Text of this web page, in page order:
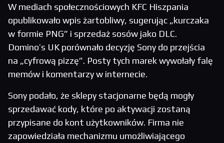
W mediach społecznościowych KFC Hiszpania
opublikowało wpis żartobliwy, sugerując „kurczaka
w formie PNG” i sprzedaż sosów jako DLC.
Domino’s UK porównało decyzję Sony do przejścia
na „cyfrową pizzę”. Posty tych marek wywołały falę
memów i komentarzy w internecie.
Sony podało, że sklepy stacjonarne będą mogły
sprzedawać kody, które po aktywacji zostaną
przypisane do kont użytkowników. Firma nie
zapowiedziała mechanizmu umożliwiającego